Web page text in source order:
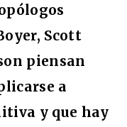
Scott
piensan
a
y que hay